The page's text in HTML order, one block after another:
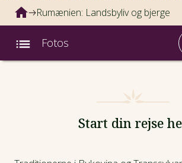
Rumænien: Landsbyliv og bjerge
Fotos
Start din rejse